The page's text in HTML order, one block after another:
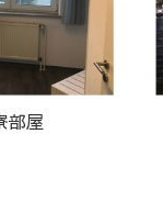
部屋